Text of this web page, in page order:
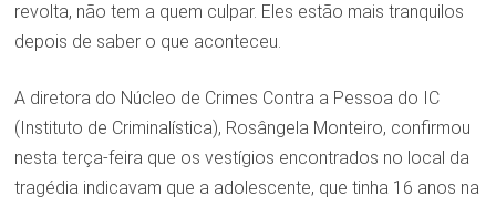
revolta, não tem a quem culpar. Eles estão mais tranquilos
depois de saber o que aconteceu.
A diretora do Núcleo de Crimes Contra a Pessoa do IC
(Instituto de Criminalística), Rosângela Monteiro, confirmou
nesta terça-feira que os vestígios encontrados no local da
tragédia indicavam que a adolescente, que tinha 16 anos na